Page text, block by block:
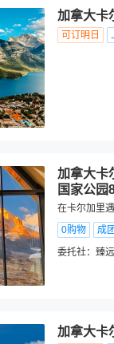
加拿大卡
可订明日
加拿大卡
国家公园
在卡尔加里
0购物
成
委托社： 臻
加拿大卡